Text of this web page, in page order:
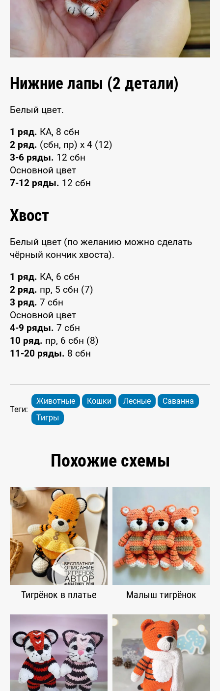
Нижние лапы (2 детали)
Белый цвет.
1 ряд. КА, 8 сбн
2 ряд. (сбн, пр) x 4 (12)
3-6 ряды. 12 сбн
Основной цвет
7-12 ряды. 12 сбн
Хвост
Белый цвет (по желанию можно сделать
чёрный кончик хвоста).
1 ряд. КА, 6 сбн
2 ряд. пр, 5 сбн (7)
3 ряд. 7 сбн
Основной цвет
4-9 ряды. 7 сбн
10 ряд. пр, 6 сбн (8)
11-20 ряды. 8 сбн
Теги:
Животные Кошки Лесные
Саванна
Тигры
Похожие схемы
Тигрёнок в платье Малыш тигрёнок